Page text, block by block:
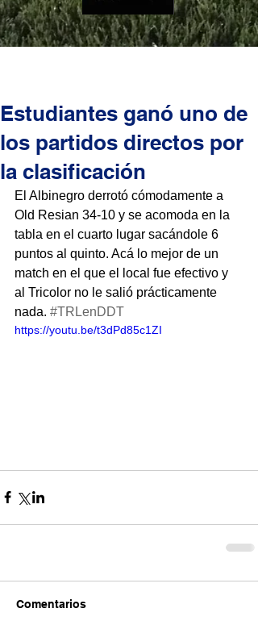
Estudiantes ganó uno de
los partidos directos por
la clasificación
El Albinegro derrotó cómodamente a
Old Resian 34-10 y se acomoda en la
tabla en el cuarto lugar sacándole 6
puntos al quinto. Acá lo mejor de un
match en el que el local fue efectivo y
al Tricolor no le salió prácticamente
nada. #TRLenDDT
https://youtu.be/t3dPd85c1ZI
Comentarios